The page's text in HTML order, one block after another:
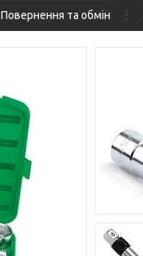
Повернення та обмін